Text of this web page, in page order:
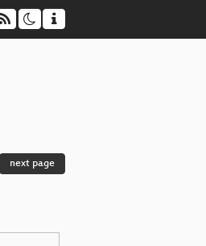
next page